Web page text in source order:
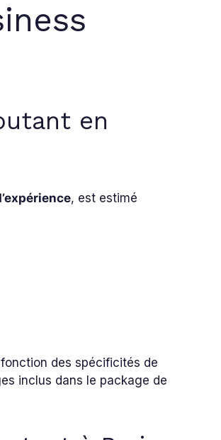
en
, est estimé
des spécificités de
inclus dans le package de